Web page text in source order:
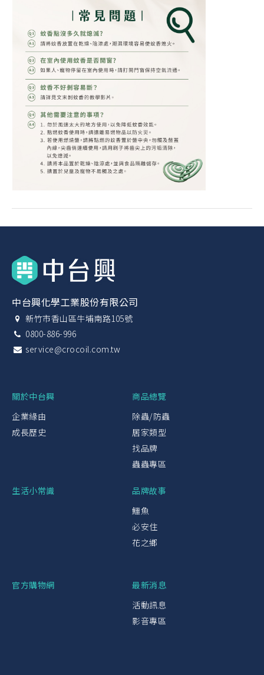
中台興化學工業股份有限公司
新竹市香山區牛埔南路105號
0800-886-996
service@crocoil.com.tw
關於中台興
企業緣由
成長歷史
商品總覽
除蟲/防蟲
居家類型
找品牌
蟲蟲專區
生活小常識
品牌故事
鱷魚
必安住
花之鄉
官方購物網
最新消息
活動訊息
影音專區